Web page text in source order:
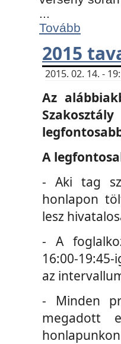
...
Tovább
2015
2015. 02. 14. -
Az
A
- Aki tag
honlapon
lesz
- A
16:00-
az
- Minden
megadott